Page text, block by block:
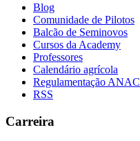
Blog
Comunidade de Pilotos
Balcão de Seminovos
Cursos da Academy
Professores
Calendário agrícola
Regulamentação ANAC
RSS
Carreira